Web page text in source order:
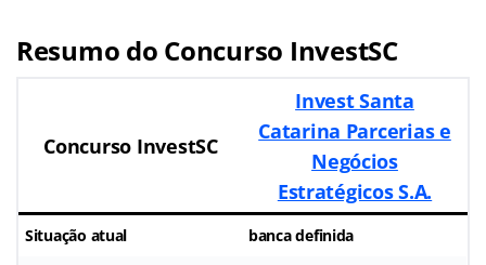
Resumo do Concurso InvestSC
Concurso InvestSC
Invest Santa
Catarina Parcerias e
Negócios
Estratégicos S.A.
Situação atual banca definida